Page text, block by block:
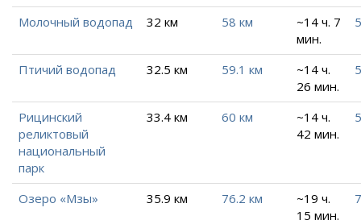
Молочный водопад 32 км 58 км
~14 ч. 7
мин.
Птичий водопад 32.5 км 59.1 км
~14 ч.
26 мин.
Рицинский
реликтовый
национальный
парк
33.4 км 60 км
~14 ч.
42 мин.
Озеро «Мзы» 35.9 км 76.2 км
~19 ч.
15 мин.